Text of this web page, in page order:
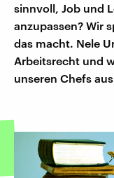
sinnvoll, Job und
anzupassen? Wir
das macht. Nele
Arbeitsrecht und
unseren Chefs